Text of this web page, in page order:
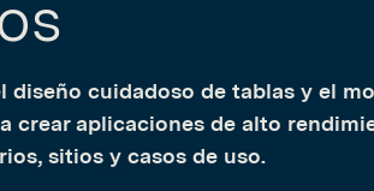
diseño cuidadoso de tablas y el
crear aplicaciones de alto
sitios y casos de uso.